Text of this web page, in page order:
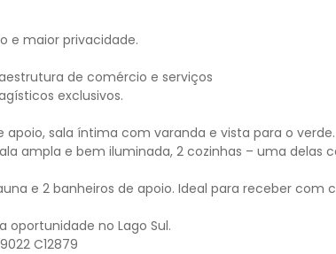
e maior privacidade.
de comércio e serviços
exclusivos.
apoio, sala íntima com varanda e vista para o verde.
ampla e bem iluminada, 2 cozinhas – uma delas
e 2 banheiros de apoio. Ideal para receber com
oportunidade no Lago Sul.
C12879